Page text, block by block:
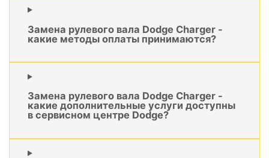
Замена рулевого вала Dodge Charger -
какие методы оплаты принимаются?
Замена рулевого вала Dodge Charger -
какие дополнительные услуги доступны
в сервисном центре Dodge?